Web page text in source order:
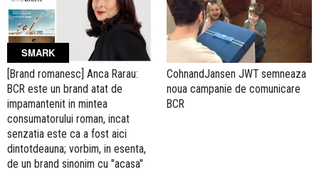
SMARK
[Brand romanesc] Anca Rarau:
BCR este un brand atat de
impamantenit in mintea
consumatorului roman, incat
senzatia este ca a fost aici
dintotdeauna; vorbim, in esenta,
de un brand sinonim cu "acasa"
CohnandJansen JWT semneaza
noua campanie de comunicare
BCR